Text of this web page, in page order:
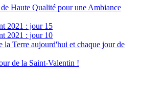
Haute Qualité pour une Ambiance
2021 : jour 15
2021 : jour 10
la Terre aujourd'hui et chaque jour de
de la Saint-Valentin !